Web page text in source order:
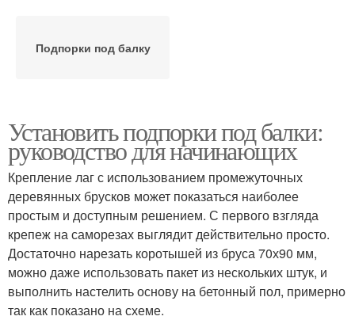
Подпорки под балку
Установить подпорки под балки:
руководство для начинающих
Крепление лаг с использованием промежуточных
деревянных брусков может показаться наиболее
простым и доступным решением. С первого взгляда
крепеж на саморезах выглядит действительно просто.
Достаточно нарезать коротышей из бруса 70х90 мм,
можно даже использовать пакет из нескольких штук, и
выполнить настелить основу на бетонный пол, примерно
так как показано на схеме.